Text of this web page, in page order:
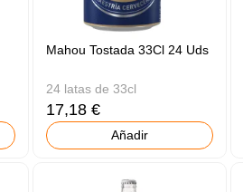
Mahou Tostada 33Cl 24 Uds
24 latas de 33cl
17,18 €
Añadir